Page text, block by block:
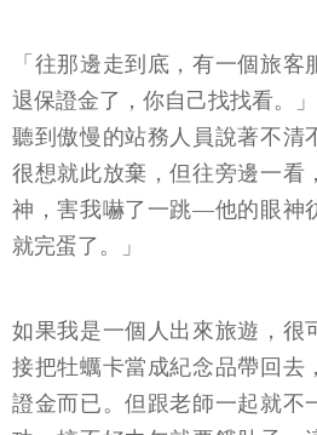
「往那邊走到底，有一個旅
退保證金了，你自己找找看。」
聽到傲慢的站務人員說著不清
很想就此放棄，但往旁邊一看
神，害我嚇了一跳—他的眼神
就完蛋了。」
如果我是一個人出來旅遊，很
接把牡蠣卡當成紀念品帶回去
證金而已。但跟老師一起就不